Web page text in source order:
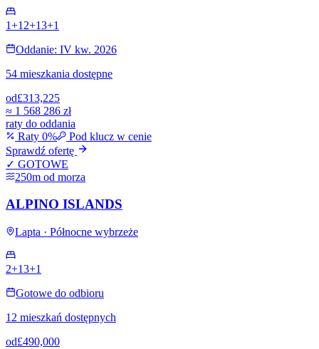
1+1 2+13+1
Oddanie: IV kw. 2026
54 mieszkania dostępne
od£313,225
≈ 1 568 286 zł
raty do oddania
Raty 0%
Pod klucz w cenie
Sprawdź ofertę
✓ GOTOWE
250m od morza
ALPINO ISLANDS
Lapta · Północne wybrzeże
2+13+1
Gotowe do odbioru
12 mieszkań dostępnych
od£490,000